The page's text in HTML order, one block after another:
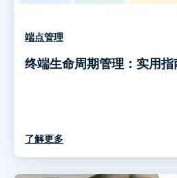
端点管理
终端生命周期管理：实用指
了解更多